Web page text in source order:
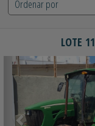
LOTE 11
Anterior